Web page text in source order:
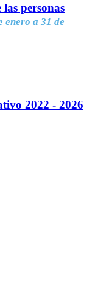
personas
enero a 31 de
2022 - 2026